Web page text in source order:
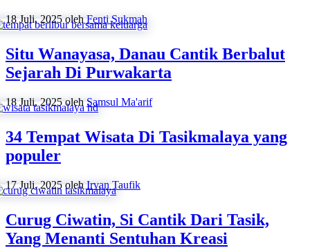
18 Juli, 2025 olehFenti Sukmah
Situ Wanayasa, Danau Cantik Berbalut
Sejarah Di Purwakarta
18 Juli, 2025 olehSamsul Ma'arif
34 Tempat Wisata Di Tasikmalaya yang
populer
17 Juli, 2025 olehIrvan Taufik
Curug Ciwatin, Si Cantik Dari Tasik,
Yang Menanti Sentuhan Kreasi